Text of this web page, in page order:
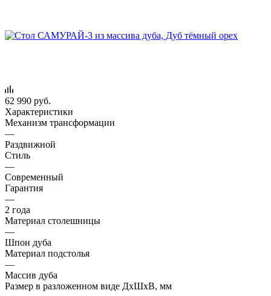
62 990 руб.
Характеристики
Механизм трансформации
—
Раздвижной
Стиль
—
Современный
Гарантия
—
2 года
Материал столешницы
—
Шпон дуба
Материал подстолья
—
Массив дуба
Размер в разложенном виде ДхШхВ, мм